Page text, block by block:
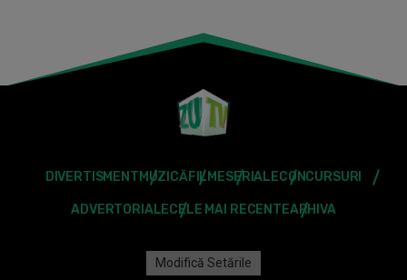
DIVERTISMENT MUZICĂFILMESERIALECONCURSURI
ADVERTORIALECELE MAI RECENTEARHIVA
Modifică Setările